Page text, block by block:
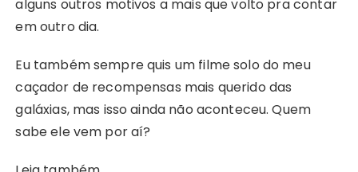
alguns outros motivos a mais que volto pra contar
em outro dia.
Eu também sempre quis um filme solo do meu
caçador de recompensas mais querido das
galáxias, mas isso ainda não aconteceu. Quem
sabe ele vem por aí?